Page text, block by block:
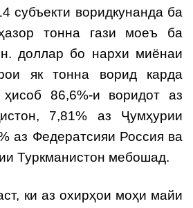
субъекти воридкунанда ба
тонна гази моеъ ба
доллар бо нархи миёнаи
як тонна ворид карда
86,6%-и воридот аз
7,81% аз Ҷумҳурии
аз Федератсияи Россия ва
Туркманистон мебошад.
ки аз охирҳои моҳи майи